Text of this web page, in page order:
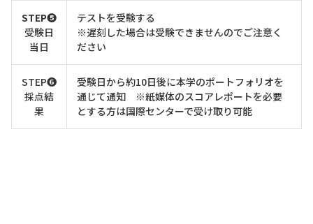
STEP❺
受験日
当日
テストを受験する
※遅刻した場合は受験できませんのでご注意く
ださい
STEP❻
採点結
果
受験日から約10日後に本学のポートフォリオを
通じて通知 ※紙媒体のスコアレポートを必要
とする方は国際センターで受け取り可能